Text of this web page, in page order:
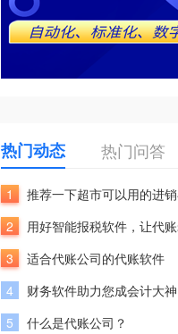
热门动态 热门问答
1
推荐一下超市可以用的进
2
用好智能报税软件，让代
3
适合代账公司的代账软件
4
财务软件助力您成会计大神
5
什么是代账公司？